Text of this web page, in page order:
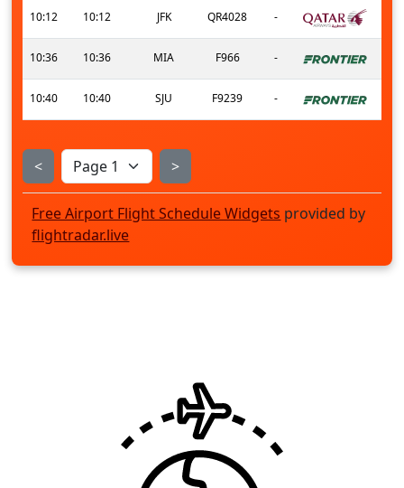
10:12 10:12 JFK QR4028 -
10:36 10:36 MIA F966 -
10:40 10:40 SJU F9239 -
< >
Free Airport Flight Schedule Widgets provided by
flightradar.live